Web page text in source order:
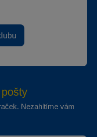
Nezahltíme vám